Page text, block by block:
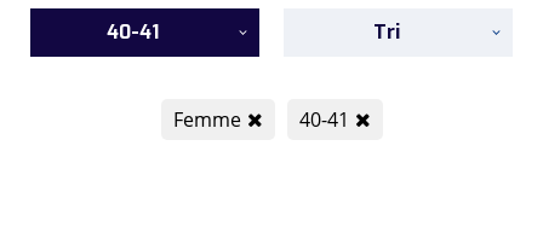
40-41 Tri
Femme 40-41